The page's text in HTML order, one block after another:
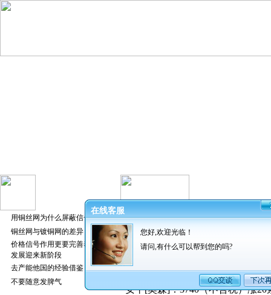
用铜丝网为什么屏蔽信号好
铜丝网与镀铜网的差异
价格信号作用更要完善养猪业
发展迎来新阶段
去产能他国的经验借鉴
不要随意发脾气
安平市场盘条价格：
安平[奥森]：3740（不含税）涨20
在线客服
您好,欢迎光临！
请问,有什么可以帮到您的吗?